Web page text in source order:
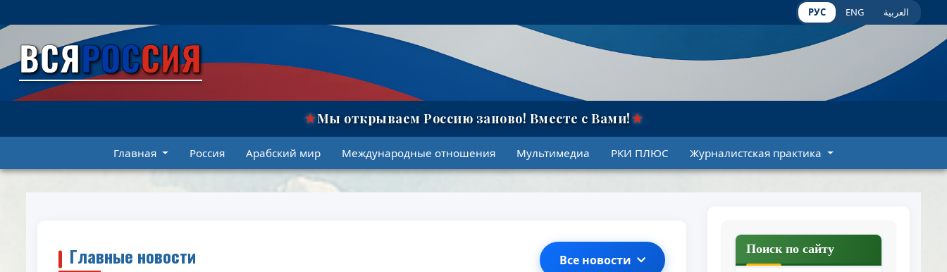
إلى
РУС ENG العربية
ВСЯРОССИЯ
★Мы открываем Россию заново! Вместе с Вами!★
Главная Россия Арабский мир Международные отношения Мультимедиа РКИ ПЛЮС Журналистская практика
Главные новости Все новости
Поиск по сайту